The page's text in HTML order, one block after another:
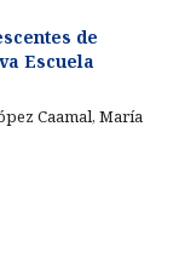
de
Escuela
Caamal, María